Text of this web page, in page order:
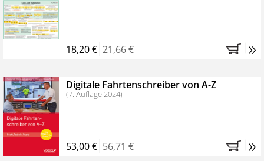
Bestellen Sie jetzt das VerkehrsRundschau Profipaket im
Kennenlern-Abo für zwei Monate (inkl. der derzeitig
Monaten brauchen Sie nichts weiter tun, das
Abonnement endet automatisch, es entstehen keine
weiteren Verpflichtungen.
18,20 € 21,66 € »
Digitale Fahrtenschreiber von A-Z
(7. Auflage 2024)
53,00 € 56,71 € »